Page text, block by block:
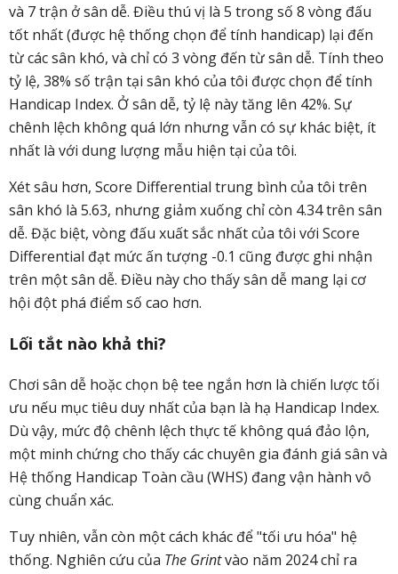
và 7 trận ở sân dễ. Điều thú vị là 5 trong số 8 vòng đấu
tốt nhất (được hệ thống chọn để tính handicap) lại đến
từ các sân khó, và chỉ có 3 vòng đến từ sân dễ. Tính theo
tỷ lệ, 38% số trận tại sân khó của tôi được chọn để tính
Handicap Index. Ở sân dễ, tỷ lệ này tăng lên 42%. Sự
chênh lệch không quá lớn nhưng vẫn có sự khác biệt, ít
nhất là với dung lượng mẫu hiện tại của tôi.
Xét sâu hơn, Score Differential trung bình của tôi trên
sân khó là 5.63, nhưng giảm xuống chỉ còn 4.34 trên sân
dễ. Đặc biệt, vòng đấu xuất sắc nhất của tôi với Score
Differential đạt mức ấn tượng -0.1 cũng được ghi nhận
trên một sân dễ. Điều này cho thấy sân dễ mang lại cơ
hội đột phá điểm số cao hơn.
Lối tắt nào khả thi?
Chơi sân dễ hoặc chọn bệ tee ngắn hơn là chiến lược tối
ưu nếu mục tiêu duy nhất của bạn là hạ Handicap Index.
Dù vậy, mức độ chênh lệch thực tế không quá đảo lộn,
một minh chứng cho thấy các chuyên gia đánh giá sân và
Hệ thống Handicap Toàn cầu (WHS) đang vận hành vô
cùng chuẩn xác.
Tuy nhiên, vẫn còn một cách khác để "tối ưu hóa" hệ
thống. Nghiên cứu của The Grintvào năm 2024 chỉ ra